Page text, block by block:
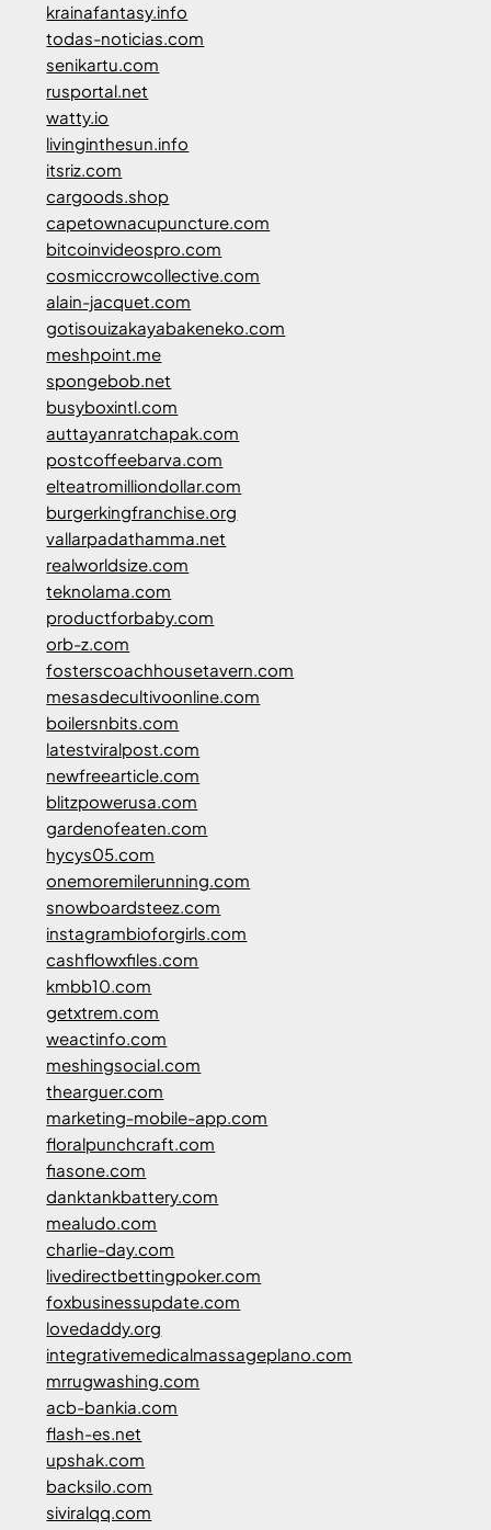
krainafantasy.info
todas-noticias.com
senikartu.com
rusportal.net
watty.io
livinginthesun.info
itsriz.com
cargoods.shop
capetownacupuncture.com
bitcoinvideospro.com
cosmiccrowcollective.com
alain-jacquet.com
gotisouizakayabakeneko.com
meshpoint.me
spongebob.net
busyboxintl.com
auttayanratchapak.com
postcoffeebarva.com
elteatromilliondollar.com
burgerkingfranchise.org
vallarpadathamma.net
realworldsize.com
teknolama.com
productforbaby.com
orb-z.com
fosterscoachhousetavern.com
mesasdecultivoonline.com
boilersnbits.com
latestviralpost.com
newfreearticle.com
blitzpowerusa.com
gardenofeaten.com
hycys05.com
onemoremilerunning.com
snowboardsteez.com
instagrambioforgirls.com
cashflowxfiles.com
kmbb10.com
getxtrem.com
weactinfo.com
meshingsocial.com
thearguer.com
marketing-mobile-app.com
floralpunchcraft.com
fiasone.com
danktankbattery.com
mealudo.com
charlie-day.com
livedirectbettingpoker.com
foxbusinessupdate.com
lovedaddy.org
integrativemedicalmassageplano.com
mrrugwashing.com
acb-bankia.com
flash-es.net
upshak.com
backsilo.com
siviralqq.com